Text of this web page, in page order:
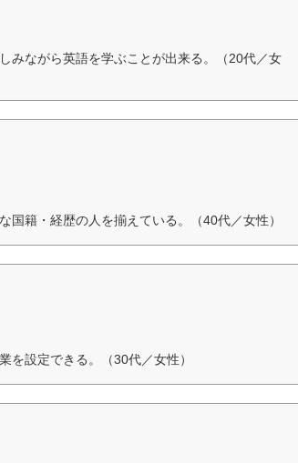
みながら英語を学ぶことが出来る。（20代／女
籍・経歴の人を揃えている。（40代／女性）
を設定できる。（30代／女性）